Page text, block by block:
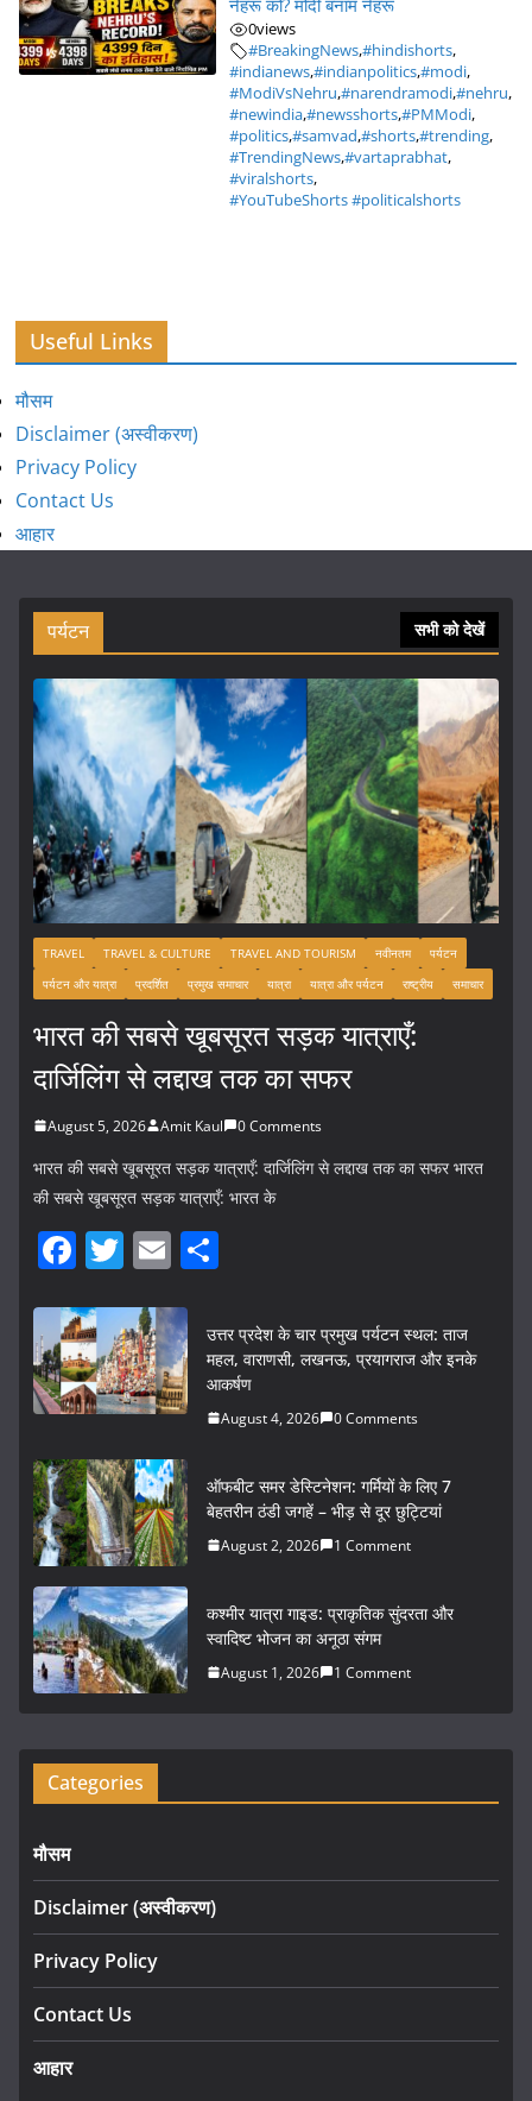
नेहरू को? मोदी बनाम नेहरू
0views
#BreakingNews,#hindishorts,
#indianews,#indianpolitics,#modi,
#ModiVsNehru,#narendramodi,#nehru,
#newindia,#newsshorts,#PMModi,
#politics,#samvad,#shorts,#trending,
#TrendingNews,#vartaprabhat,
#viralshorts,
#YouTubeShorts #politicalshorts
Useful Links
मौसम
Disclaimer (अस्वीकरण)
Privacy Policy
Contact Us
आहार
पर्यटन सभी को देखें
TRAVEL TRAVEL & CULTURE TRAVEL AND TOURISM नवीनतम
पर्यटन
पर्यटन और यात्रा
प्रदर्शित प्रमुख समाचार यात्रा यात्रा और पर्यटन राष्ट्रीय समाचार
भारत की सबसे खूबसूरत सड़क यात्राएँ:
दार्जिलिंग से लद्दाख तक का सफर
August 5, 2026 Amit Kaul 0 Comments
भारत की सबसे खूबसूरत सड़क यात्राएँ: दार्जिलिंग से लद्दाख तक का सफर भारत
की सबसे खूबसूरत सड़क यात्राएँ: भारत के
F
c
e
b
o
k
T
itt
er
E
ai
l
ar
e
उत्तर प्रदेश के चार प्रमुख पर्यटन स्थल: ताज
महल, वाराणसी, लखनऊ, प्रयागराज और इनके
आकर्षण
August 4, 2026 0 Comments
ऑफबीट समर डेस्टिनेशन: गर्मियों के लिए 7
बेहतरीन ठंडी जगहें – भीड़ से दूर छुट्टियां
August 2, 2026 1 Comment
कश्मीर यात्रा गाइड: प्राकृतिक सुंदरता और
स्वादिष्ट भोजन का अनूठा संगम
August 1, 2026 1 Comment
Categories
मौसम
Disclaimer (अस्वीकरण)
Privacy Policy
Contact Us
आहार